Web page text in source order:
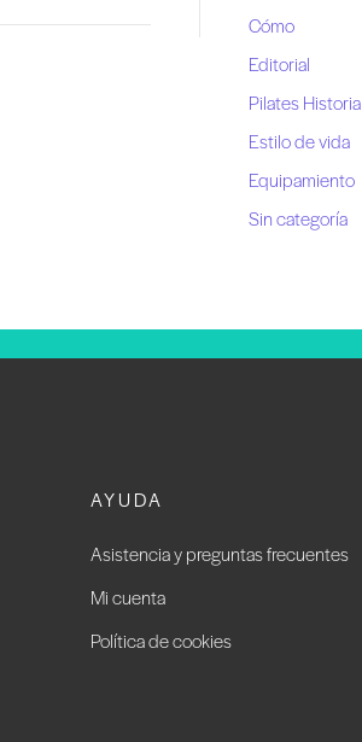
Cómo
Editorial
Pilates Historia
Estilo de vida
Equipamiento
Sin categoría
AYUDA
Asistencia y preguntas frecuentes
Mi cuenta
Política de cookies